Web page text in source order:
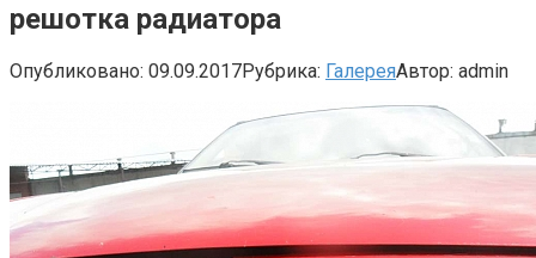
решотка радиатора
Опубликовано: 09.09.2017Рубрика: ГалереяАвтор: admin